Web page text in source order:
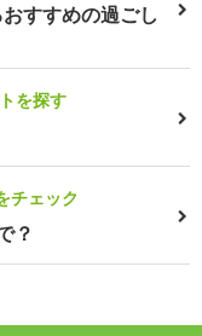
すすめの過ごし
を探す
チェック
？